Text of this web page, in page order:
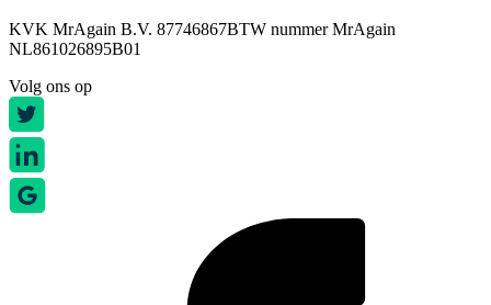
KVK MrAgain B.V. 87746867BTW nummer MrAgain
NL861026895B01
Volg ons op